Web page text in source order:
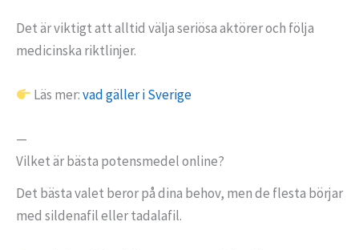
Det är viktigt att alltid välja seriösa aktörer och följa
medicinska riktlinjer.
Läs mer:vad gäller i Sverige
—
Vilket är bästa potensmedel online?
Det bästa valet beror på dina behov, men de flesta börjar
med sildenafil eller tadalafil.